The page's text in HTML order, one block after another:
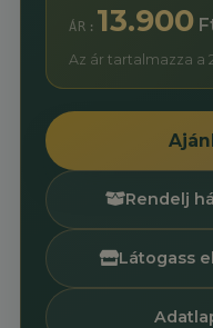
ÁR: 13.900
Az ár tartalmazza a
Rendelj
Látogass